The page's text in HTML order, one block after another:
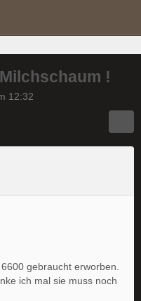
!
12:32
gebraucht erworben.
ich mal sie muss noch